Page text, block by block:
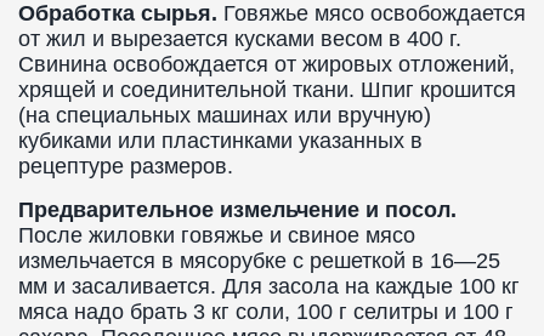
Обработка сырья. Говяжье мясо освобождается
от жил и вырезается кусками весом в 400 г.
Свинина освобождается от жировых отложений,
хрящей и соединительной ткани. Шпиг крошится
(на специальных машинах или вручную)
кубиками или пластинками указанных в
рецептуре размеров.
Предварительное измельчение и посол.
После жиловки говяжье и свиное мясо
измельчается в мясорубке с решеткой в 16—25
мм и засаливается. Для засола на каждые 100 кг
мяса надо брать 3 кг соли, 100 г селитры и 100 г